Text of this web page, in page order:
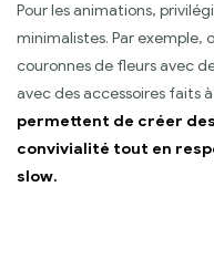
Pour les animations,
minimalistes. Par exemple,
couronnes de fleurs avec
avec des accessoires faits
permettent de créer
convivialité tout en
slow.